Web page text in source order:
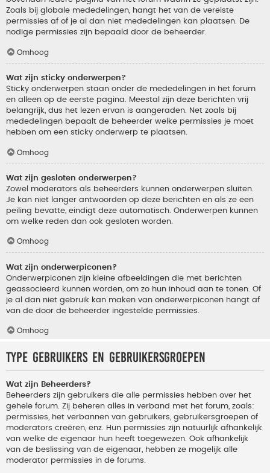
Zoals bij globale mededelingen, hangt het van de vereiste
permissies af of je al dan niet mededelingen kan plaatsen. De
nodige permissies zijn bepaald door de beheerder.
Omhoog
Wat zijn sticky onderwerpen?
Sticky onderwerpen staan onder de mededelingen in het forum
en alleen op de eerste pagina. Meestal zijn deze berichten vrij
belangrijk, dus het lezen ervan is aangeraden. Net zoals bij
mededelingen bepaalt de beheerder welke permissies je moet
hebben om een sticky onderwerp te plaatsen.
Omhoog
Wat zijn gesloten onderwerpen?
Zowel moderators als beheerders kunnen onderwerpen sluiten.
Je kan niet langer antwoorden op deze berichten en als ze een
peiling bevatte, eindigt deze automatisch. Onderwerpen kunnen
om welke reden dan ook gesloten worden.
Omhoog
Wat zijn onderwerpiconen?
Onderwerpiconen zijn kleine afbeeldingen die met berichten
geassocieerd kunnen worden, om zo hun inhoud aan te tonen. Of
je al dan niet gebruik kan maken van onderwerpiconen hangt af
van de door de beheerder ingestelde permissies.
Omhoog
Type gebruikers en gebruikersgroepen
Wat zijn Beheerders?
Beheerders zijn gebruikers die alle permissies hebben over het
gehele forum. Zij beheren alles in verband met het forum, zoals:
permissies, het verbannen van gebruikers, gebruikersgroepen of
moderators creëren, enz. Hun permissies zijn natuurlijk afhankelijk
van welke de eigenaar hun heeft toegewezen. Ook afhankelijk
van de beslissing van de eigenaar, hebben ze mogelijk alle
moderator permissies in de forums.